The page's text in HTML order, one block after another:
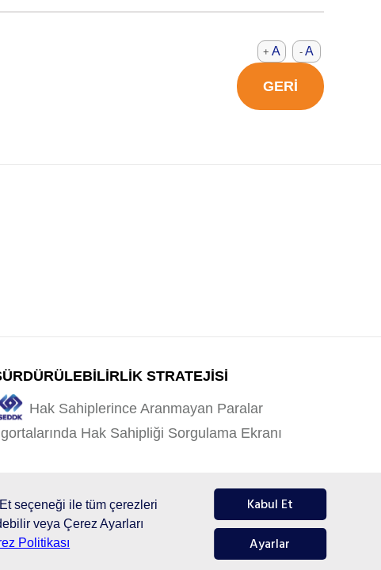
seçeneği ile tüm çerezleri
veya Çerez Ayarları
Politikası
Kabul Et
Ayarlar
- A
+ A
GERİ
STRATEJİSİ
Hak Sahiplerince Aranmayan Paralar
Hak Sahipliği Sorgulama Ekranı